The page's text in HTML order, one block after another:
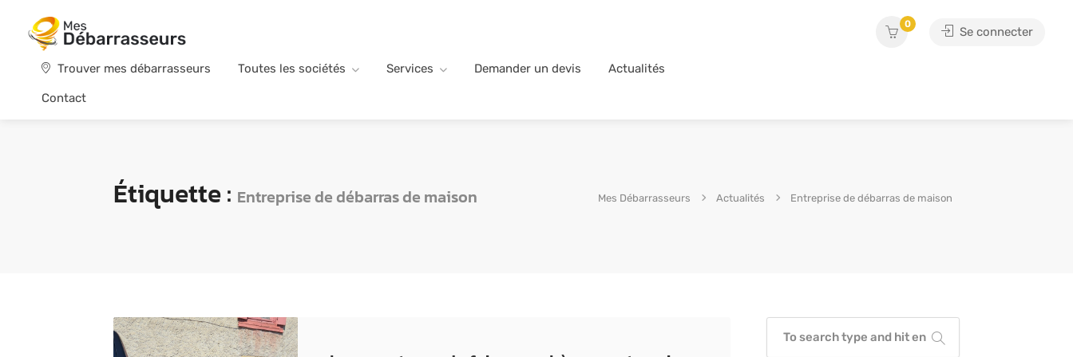
Trouver mes débarrasseurs Toutes les sociétés Services Demander un devis Actualités
Contact
0
Se connecter
Étiquette : Entreprise de débarras de maison Mes Débarrasseurs Actualités Entreprise de débarras de maison